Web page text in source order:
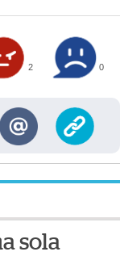
2 0
sola